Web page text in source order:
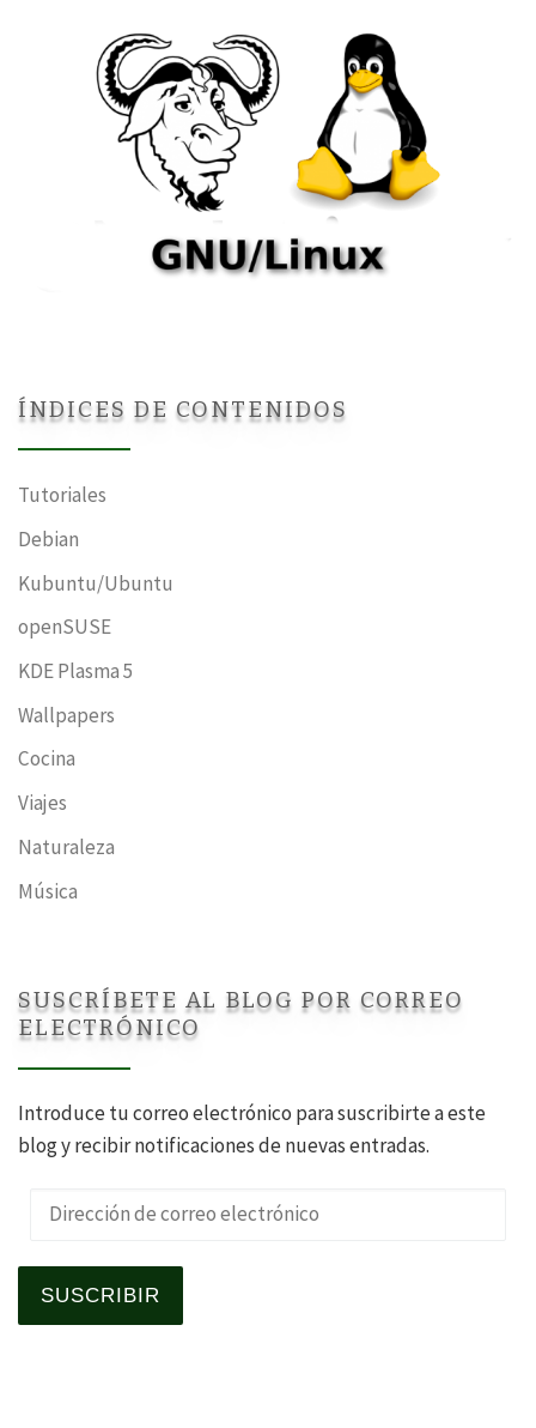
ÍNDICES DE CONTENIDOS
Tutoriales
Debian
Kubuntu/Ubuntu
openSUSE
KDE Plasma 5
Wallpapers
Cocina
Viajes
Naturaleza
Música
SUSCRÍBETE AL BLOG POR CORREO
ELECTRÓNICO
Introduce tu correo electrónico para suscribirte a este
blog y recibir notificaciones de nuevas entradas.
Dirección de correo electrónico
SUSCRIBIR